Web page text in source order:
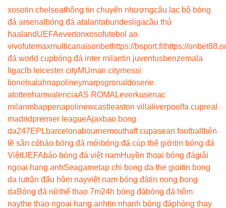
xosotin chelseathông tin chuyển nhượngcâu lạc bộ bóng
đá arsenal bóng đá atalantabundesligacầu thủ
haalandUEFAevertonxosofutebol ao
vivofutemaxmulticanaisonbethttps://bsport.fithttps://
đá world cupbóng đá inter milantin juventusbenzema la
ligaclb leicester cityMUman citymessi
lionel salahnapolineymarpsgronaldoserie
atottenhamvalenciaAS ROMA Leverkusenac
milanmbappenapolinewcastleaston villa liverpool fa cupreal
madridpremier leagueAjaxbao bong
da247EPLbarcelonabournemouthaff cupasean football
bên
lề sân cỏbáo bóng đá mớibóng đá cúp thế giớitin bóng đá
ViệtUEFAbáo bóng đá việt namHuyền thoại bóng đágiải
ngoại hạng anhSeagametap chi bong da the gioitin bong
da lutrận đấu hôm nayviệt nam bóng đátin nong bong
daBóng đá nữthể thao 7m24h bóng đábóng đá hôm
naythe thao ngoai hang anhtin nhanh bóng đáphòng thay